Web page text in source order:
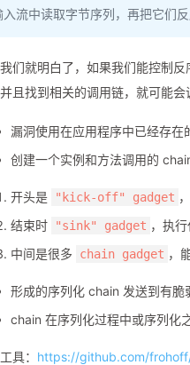
入流中读取字节序列，再把它们
们就明白了，如果我们能控制
且找到相关的调用链，就可能会
漏洞使用在应用程序中已经存
创建一个实例和方法调用的
开头是 "kick-off" gadget
结束时
"sink" gadget ，执
中间是很多
chain gadget ，
形成的序列化 chain 发送到有脆
chain 在序列化过程中或序列化
具： https://github.com/